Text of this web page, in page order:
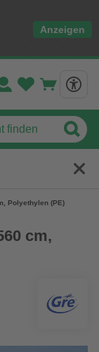
Anzeigen
Polyethylen (PE)
cm,